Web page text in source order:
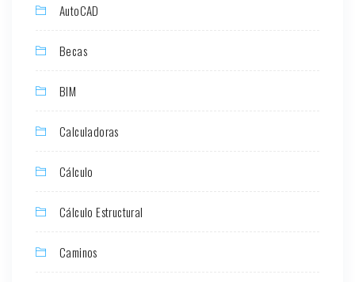
AutoCAD
Becas
BIM
Calculadoras
Cálculo
Cálculo Estructural
Caminos